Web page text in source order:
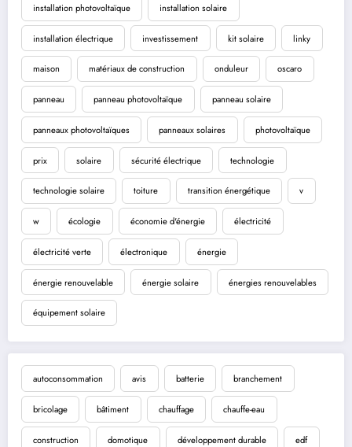
installation photovoltaïque installation solaire
installation électrique investissement kit solaire linky
maison matériaux de construction onduleur oscaro
panneau panneau photovoltaïque panneau solaire
panneaux photovoltaïques panneaux solaires photovoltaïque
prix solaire sécurité électrique technologie
technologie solaire toiture transition énergétique v
w écologie économie d'énergie électricité
électricité verte électronique énergie
énergie renouvelable énergie solaire énergies renouvelables
équipement solaire
autoconsommation avis batterie branchement
bricolage bâtiment chauffage chauffe-eau
construction domotique développement durable edf